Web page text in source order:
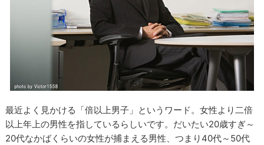
最近よく見かける「倍以上男子」というワード。女性より二倍
以上年上の男性を指しているらしいです。だいたい20歳すぎ～
20代なかばくらいの女性が捕まえる男性、つまり40代～50代